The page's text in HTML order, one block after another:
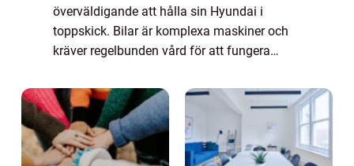
överväldigande att hålla sin Hyundai i
toppskick. Bilar är komplexa maskiner och
kräver regelbunden vård för att fungera
service, ...